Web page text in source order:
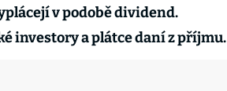
v podobě dividend.
investory a plátce daní z příjmu.